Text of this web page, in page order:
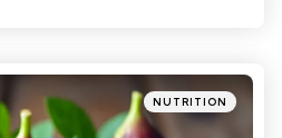
Categories
Posted
in
NUTRITION